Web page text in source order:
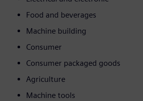
Food and beverages
Machine building
Consumer
Consumer packaged goods
Agriculture
Machine tools